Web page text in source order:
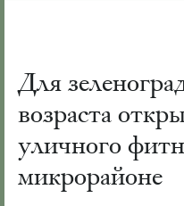
Для
возраста
уличного
микрорайоне